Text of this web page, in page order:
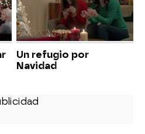
Un refugio por
Navidad